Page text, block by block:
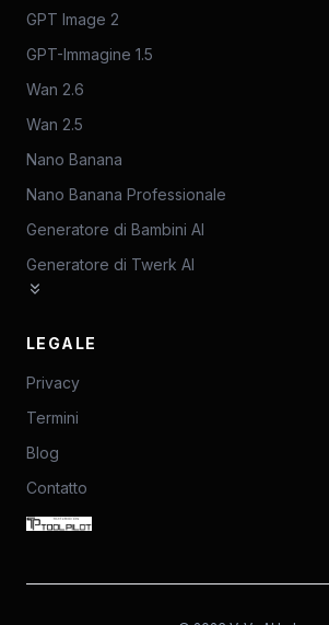
GPT Image 2
GPT-Immagine 1.5
Wan 2.6
Wan 2.5
Nano Banana
Nano Banana Professionale
Generatore di Bambini AI
Generatore di Twerk AI
LEGALE
Privacy
Termini
Blog
Contatto